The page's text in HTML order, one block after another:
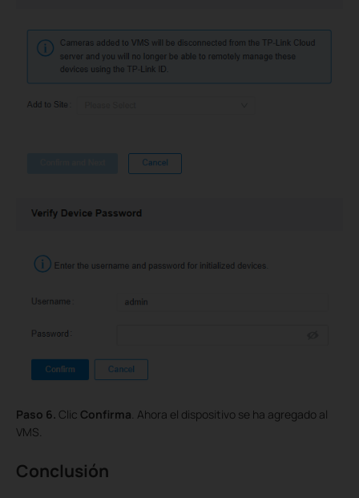
Paso 6. Clic Confirma . Ahora el dispositivo se ha agregado al
VMS.
Conclusión